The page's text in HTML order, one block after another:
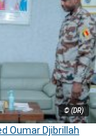
© (DR)
Oumar Djibrillah